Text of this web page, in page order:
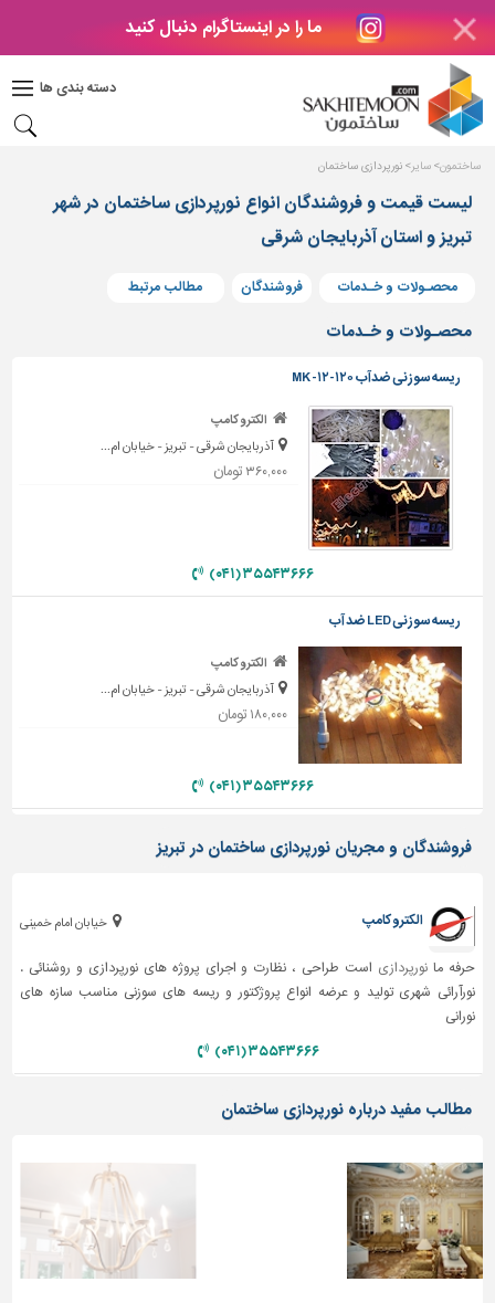
ما را در اینستاگرام دنبال کنید
دسته بندی ها
دکوراسیون
بتن
های
بتنی
درب
پنجره
مصالح
پله،
نرده
و
حفاظ
دیوارپوش،
کفپوش
و
سرویس
بهداشتی
ابزار،یراق
و
ماشین
آلات
برقی،روشنایی،ایمنی
سازی
و
ساز
ترافیک
سازه
سایر
ساختمون سایر نورپردازی ساختمان
لیست قیمت و فروشندگان انواع نورپردازی ساختمان در شهر
تبریز و استان آذربایجان شرقی
محصـولات و خـدمات فروشندگان مطالب مرتبط
محصـولات و خـدمات
ریسه سوزنى ضدآب ۱۲۰-۱۲- MK
الکترو کامپ
آذربایجان شرقی - تبریز - خیابان ام...
۳۶۰,۰۰۰ تومان
۳۵۵۴۳۶۶۶ (۰۴۱)
ریسه سوزنى LED ضد آب
الکترو کامپ
آذربایجان شرقی - تبریز - خیابان ام...
۱۸۰,۰۰۰ تومان
۳۵۵۴۳۶۶۶ (۰۴۱)
فروشندگان و مجریان نورپردازی ساختمان در تبریز
خیابان امام خمینی الکترو کامپ
حرفه ما نورپردازی است طراحی ، نظارت و اجرای پروژه های نورپردازی و روشنائی .
نورآرائی شهری تولید و عرضه انواع پروژکتور و ریسه های سوزنی مناسب سازه های
نورانی
۳۵۵۴۳۶۶۶ (۰۴۱)
مطالب مفید درباره نورپردازی ساختمان